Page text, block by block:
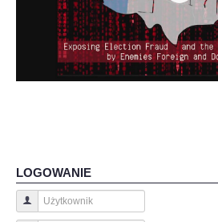
LOGOWANIE
Użytkownik